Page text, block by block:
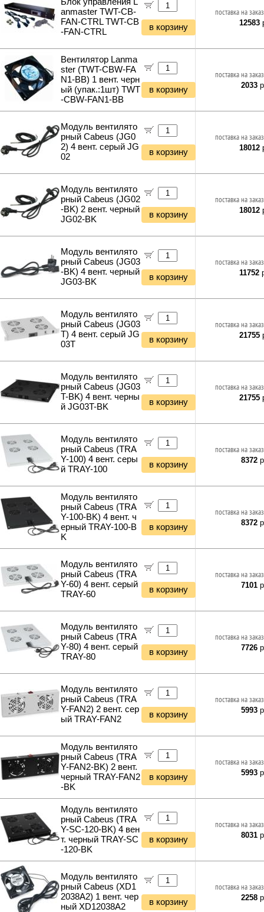
anmaster TWT-CB-
FAN-CTRL TWT-CB
-FAN-CTRL
в корзину
поставка на
12583
Вентилятор Lanma
ster (TWT-CBW-FA
N1-BB) 1 вент. черн
ый (упак.:1шт) TWT
-CBW-FAN1-BB
в корзину
поставка на
2033
Модуль вентилято
рный Cabeus (JG0
2) 4 вент. серый JG
02
в корзину
поставка на
18012
Модуль вентилято
рный Cabeus (JG02
-BK) 2 вент. черный
JG02-BK
в корзину
поставка на
18012
Модуль вентилято
рный Cabeus (JG03
-BK) 4 вент. черный
JG03-BK
в корзину
поставка на
11752
Модуль вентилято
рный Cabeus (JG03
T) 4 вент. серый JG
03T
в корзину
поставка на
21755
Модуль вентилято
рный Cabeus (JG03
T-BK) 4 вент. черны
й JG03T-BK
в корзину
поставка на
21755
Модуль вентилято
рный Cabeus (TRA
Y-100) 4 вент. серы
й TRAY-100
в корзину
поставка на
8372
Модуль вентилято
рный Cabeus (TRA
Y-100-BK) 4 вент. ч
ерный TRAY-100-B
K
в корзину
поставка на
8372
Модуль вентилято
рный Cabeus (TRA
Y-60) 4 вент. серый
TRAY-60
в корзину
поставка на
7101
Модуль вентилято
рный Cabeus (TRA
Y-80) 4 вент. серый
TRAY-80
в корзину
поставка на
7726
Модуль вентилято
рный Cabeus (TRA
Y-FAN2) 2 вент. сер
ый TRAY-FAN2
в корзину
поставка на
5993
Модуль вентилято
рный Cabeus (TRA
Y-FAN2-BK) 2 вент.
черный TRAY-FAN2
-BK
в корзину
поставка на
5993
Модуль вентилято
рный Cabeus (TRA
Y-SC-120-BK) 4 вен
т. черный TRAY-SC
-120-BK
в корзину
поставка на
8031
Модуль вентилято
рный Cabeus (XD1
2038A2) 1 вент. чер
ный XD12038A2
в корзину
поставка на
2258